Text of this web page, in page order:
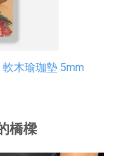
軟木瑜珈墊 5mm
橋樑